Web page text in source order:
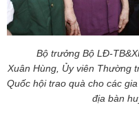
Bộ trưởng Bộ LĐ-
Xuân Hùng, Ủy viên Thường
Quốc hội trao quà cho các
địa bàn